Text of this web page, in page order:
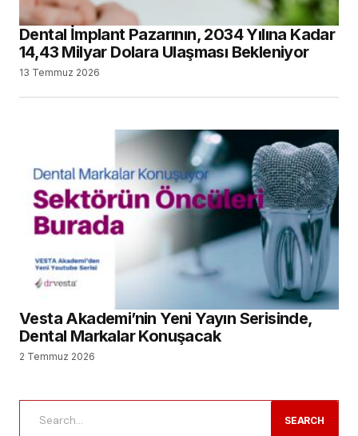
Dental İmplant Pazarının, 2034 Yılına Kadar
14,43 Milyar Dolara Ulaşması Bekleniyor
13 Temmuz 2026
Vesta Akademi’nin Yeni Yayın Serisinde,
Dental Markalar Konuşacak
2 Temmuz 2026
SEARCH